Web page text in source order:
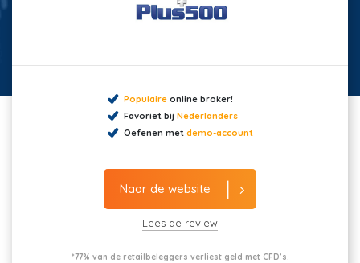
Populaireonline broker!
Favoriet bij Nederlanders
Oefenen met demo-account
Naar de website
Lees de review
*77% van de retailbeleggers verliest geld met CFD’s.